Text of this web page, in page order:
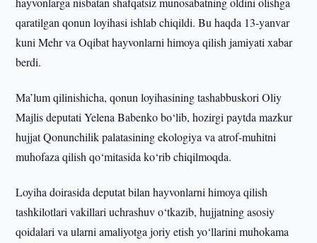
qaratilgan qonun loyihasi ishlab chiqildi. Bu haqda 13-yanvar
kuni Mehr va Oqibat hayvonlarni himoya qilish jamiyati xabar
berdi.
Ma’lum qilinishicha, qonun loyihasining tashabbuskori Oliy
Majlis deputati Yelena Babenko bo‘lib, hozirgi paytda mazkur
hujjat Qonunchilik palatasining ekologiya va atrof-muhitni
muhofaza qilish qo‘mitasida ko‘rib chiqilmoqda.
Loyiha doirasida deputat bilan hayvonlarni himoya qilish
tashkilotlari vakillari uchrashuv o‘tkazib, hujjatning asosiy
qoidalari va ularni amaliyotga joriy etish yo‘llarini muhokama